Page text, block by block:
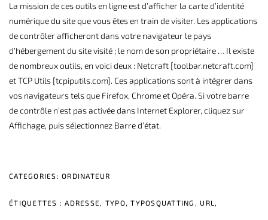
La mission de ces outils en ligne est d’afficher la carte d’identité
numérique du site que vous êtes en train de visiter. Les applications
de contrôler afficheront dans votre navigateur le pays
d’hébergement du site visité ; le nom de son propriétaire … Il existe
de nombreux outils, en voici deux : Netcraft [toolbar.netcraft.com]
et TCP Utils [tcpiputils.com]. Ces applications sont à intégrer dans
vos navigateurs tels que Firefox, Chrome et Opéra. Si votre barre
de contrôle n’est pas activée dans Internet Explorer, cliquez sur
Affichage, puis sélectionnez Barre d’état.
CATEGORIES:ORDINATEUR
ÉTIQUETTES :ADRESSE , TYPO,TYPOSQUATTING , URL ,